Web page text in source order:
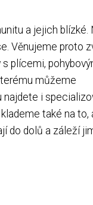
a jejich blízké.
Věnujeme proto
plícemi,
můžeme
i
také na to,
do dolů a záleží